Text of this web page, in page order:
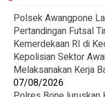
Polsek Awangpone
Pertandingan Futsal
Kemerdekaan RI di
‎Kepolisian Sektor
Melaksanakan Kerja
07/08/2026